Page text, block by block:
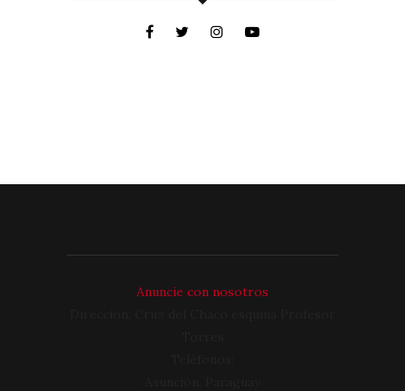
Anuncie con nosotros